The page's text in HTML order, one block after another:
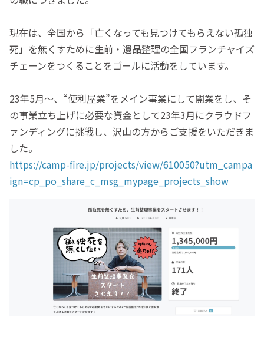
現在は、全国から「亡くなっても見つけてもらえない孤独
死」を無くすために生前・遺品整理の全国フランチャイズ
チェーンをつくることをゴールに活動をしています。
23年5月〜、“便利屋業”をメイン事業にして開業をし、そ
の事業立ち上げに必要な資金として23年3月にクラウドフ
ァンディングに挑戦し、沢山の方からご支援をいただきま
した。
https://camp-fire.jp/projects/view/610050?utm_campa
ign=cp_po_share_c_msg_mypage_projects_show